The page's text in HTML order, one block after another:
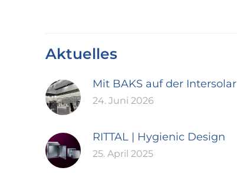
Aktuelles
Mit BAKS auf der Intersolar
24. Juni 2026
RITTAL | Hygienic Design
25. April 2025